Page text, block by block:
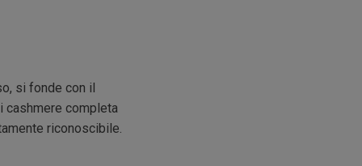
si fonde con il
cashmere completa
riconoscibile.